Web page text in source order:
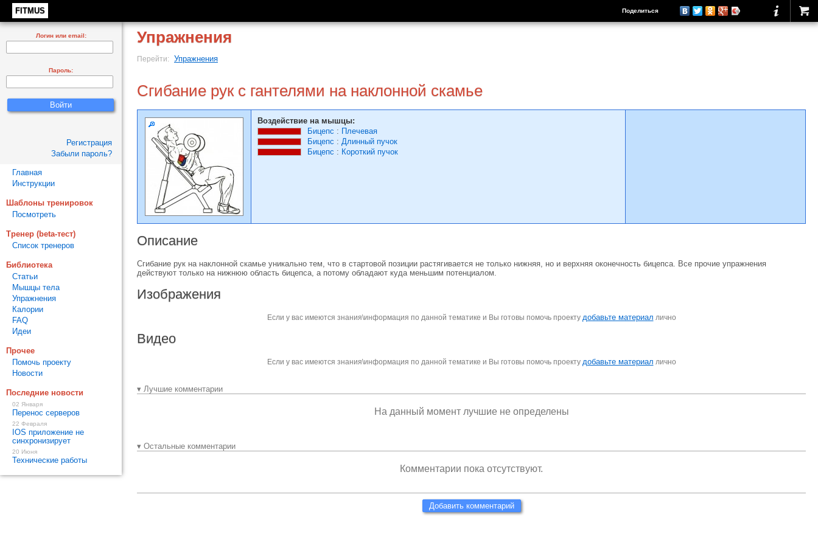
FITMUS Поделиться
Упражнения
Перейти: Упражнения
Сгибание рук с гантелями на наклонной скамье
Воздействие на мышцы:
Бицепс : Плечевая
Бицепс : Длинный пучок
Бицепс : Короткий пучок
Описание
Сгибание рук на наклонной скамье уникально тем, что в стартовой позиции растягивается не только нижняя, но и верхняя оконечность бицепса. Все прочие упражнения
действуют только на нижнюю область бицепса, а потому обладают куда меньшим потенциалом.
Изображения
Если у вас имеются знания\информация по данной тематике и Вы готовы помочь проекту добавьте материал лично
Видео
Если у вас имеются знания\информация по данной тематике и Вы готовы помочь проекту добавьте материал лично
▾ Лучшие комментарии
На данный момент лучшие не определены
▾ Остальные комментарии
Комментарии пока отсутствуют.
Добавить комментарий
Логин или email:
Пароль:
Регистрация
Забыли пароль?
Главная
Инструкции
Шаблоны тренировок
Посмотреть
Тренер (beta-тест)
Список тренеров
Библиотека
Статьи
Мышцы тела
Упражнения
Калории
FAQ
Идеи
Прочее
Помочь проекту
Новости
Последние новости
02 Января
Перенос серверов
22 Февраля
IOS приложение не
синхронизирует
20 Июня
Технические работы